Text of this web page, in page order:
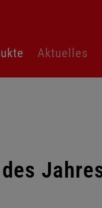
Aktuelles